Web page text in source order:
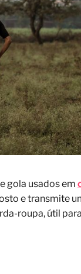
gola usados em
e transmite
roupa, útil